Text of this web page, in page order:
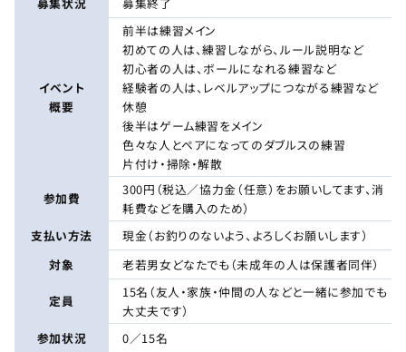
イベント
概要
前半は練習メイン
初めての人は、練習しながら、ルール説明など
初心者の人は、ボールになれる練習など
経験者の人は、レベルアップにつながる練習など
休憩
後半はゲーム練習をメイン
色々な人とペアになってのダブルスの練習
片付け・掃除・解散
参加費
300円（税込／協力金（任意）をお願いしてます、消
耗費などを購入のため）
支払い方法
現金（お釣りのないよう、よろしくお願いします）
対象
老若男女どなたでも（未成年の人は保護者同伴）
定員
15名（友人・家族・仲間の人などと一緒に参加でも
大丈夫です）
参加状況
0／15名